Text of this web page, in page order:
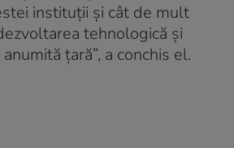
instituții și cât de mult
tehnologică și
țară”, a conchis el.